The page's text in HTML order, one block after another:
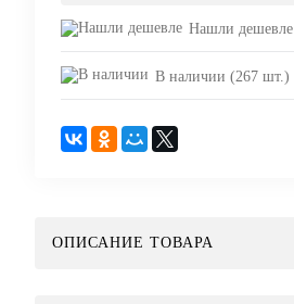
Нашли дешевле
В наличии (267 шт.)
ОПИСАНИЕ ТОВАРА